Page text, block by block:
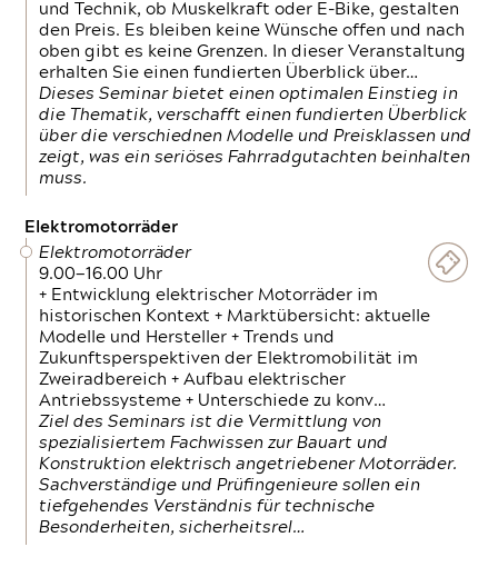
und Technik, ob Muskelkraft oder E-Bike, gestalten
den Preis. Es bleiben keine Wünsche offen und nach
oben gibt es keine Grenzen. In dieser Veranstaltung
erhalten Sie einen fundierten Überblick über…
Dieses Seminar bietet einen optimalen Einstieg in
die Thematik, verschafft einen fundierten Überblick
über die verschiednen Modelle und Preisklassen und
zeigt, was ein seriöses Fahrradgutachten beinhalten
muss.
Elektromotorräder
Elektromotorräder
9.00—16.00 Uhr
+ Entwicklung elektrischer Motorräder im
historischen Kontext + Marktübersicht: aktuelle
Modelle und Hersteller + Trends und
Zukunftsperspektiven der Elektromobilität im
Zweiradbereich + Aufbau elektrischer
Antriebssysteme + Unterschiede zu konv…
Ziel des Seminars ist die Vermittlung von
spezialisiertem Fachwissen zur Bauart und
Konstruktion elektrisch angetriebener Motorräder.
Sachverständige und Prüfingenieure sollen ein
tiefgehendes Verständnis für technische
Besonderheiten, sicherheitsrel…